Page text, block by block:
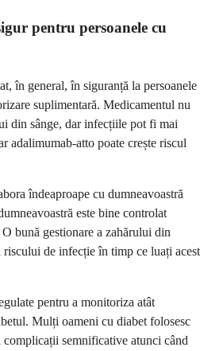
pentru persoanele cu
în general, în siguranță la persoanele
suplimentară. Medicamentul nu
din sânge, dar infecțiile pot fi mai
adalimumab-atto poate crește riscul
îndeaproape cu dumneavoastră
este bine controlat
bună gestionare a zahărului din
riscului de infecție în timp ce luați acest
pentru a monitoriza atât
Mulți oameni cu diabet folosesc
complicații semnificative atunci când